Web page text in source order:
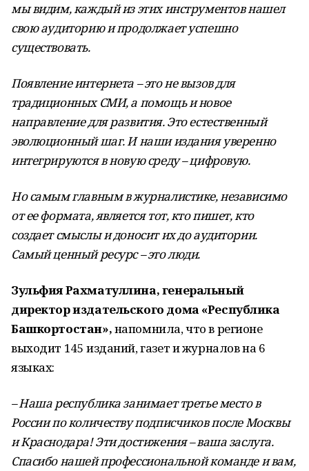
мы видим, каждый из этих инструментов нашел
свою аудиторию и продолжает успешно
существовать.
Появление интернета – это не вызов для
традиционных СМИ, а помощь и новое
направление для развития. Это естественный
эволюционный шаг. И наши издания уверенно
интегрируются в новую среду – цифровую.
Но самым главным в журналистике, независимо
от ее формата, является тот, кто пишет, кто
создает смыслы и доносит их до аудитории.
Самый ценный ресурс – это люди.
Зульфия Рахматуллина, генеральный
директор издательского дома «Республика
Башкортостан»,напомнила, что в регионе
выходит 145 изданий, газет и журналов на 6
языках:
– Наша республика занимает третье место в
России по количеству подписчиков после Москвы
и Краснодара!Эти достижения – ваша заслуга.
Спасибо нашей профессиональной команде и вам,